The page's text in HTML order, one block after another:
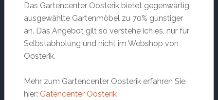
Das Gartencenter Oosterik bietet gegenwärtig
ausgewählte Gartenmöbel zu 70% günstiger
an. Das Angebot gilt so verstehe ich es, nur für
Selbstabholung und nicht im Webshop von
Oosterik.
Mehr zum Gartencenter Oosterik erfahren Sie
hier: Gatencenter Oosterik